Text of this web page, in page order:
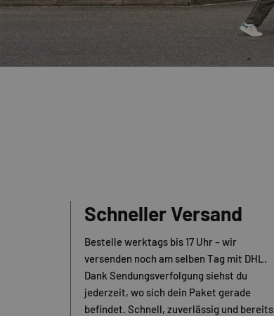
Schneller Versand
Bestelle werktags bis 17 Uhr – wir
versenden noch am selben Tag mit DHL.
Dank Sendungsverfolgung siehst du
jederzeit, wo sich dein Paket gerade
befindet. Schnell, zuverlässig und bereits